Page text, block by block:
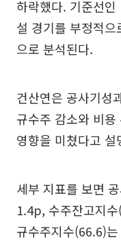
하락했다. 기준선
설 경기를 부정적
으로 분석된다.
건산연은 공사기성
규수주 감소와 비
영향을 미쳤다고 설
세부 지표를 보면
1.4p, 수주잔고지
규수주지수(66.6)